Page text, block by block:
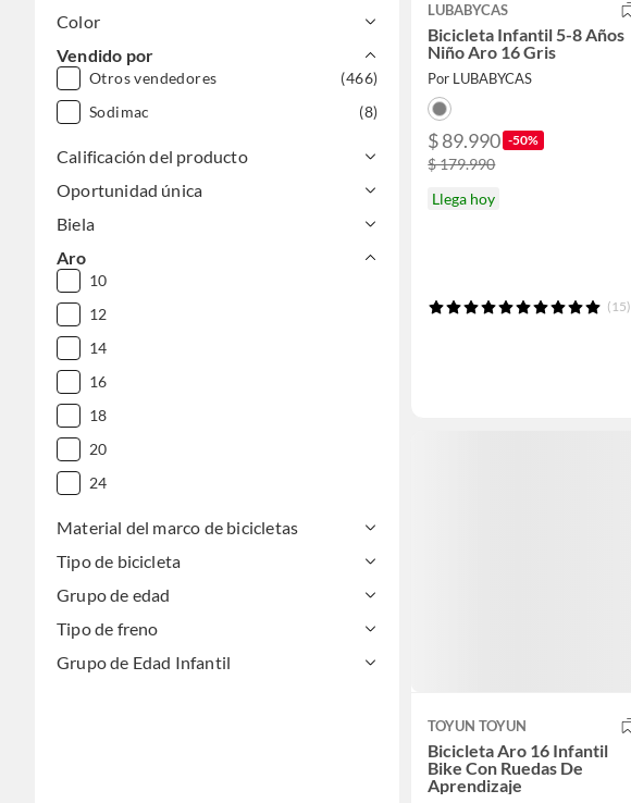
Color
Vendido por
Otros vendedores
(466)
Sodimac
(8)
Calificación del producto
Oportunidad única
Biela
Aro
10
12
14
16
18
20
24
Material del marco de bicicletas
Tipo de bicicleta
Grupo de edad
Tipo de freno
Grupo de Edad Infantil
LUBABYCAS
Bicicleta Infantil 5-8 Años
Niño Aro 16 Gris
Por LUBABYCAS
$ 89.990 -50%
$ 179.990
Llega hoy
(15)
TOYUN TOYUN
Bicicleta Aro 16 Infantil
Bike Con Ruedas De
Aprendizaje